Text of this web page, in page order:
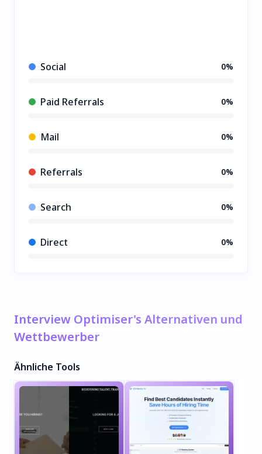
Social 0%
Paid Referrals 0%
Mail 0%
Referrals 0%
Search 0%
Direct 0%
Interview Optimiser's Alternativen und
Wettbewerber
Ähnliche Tools